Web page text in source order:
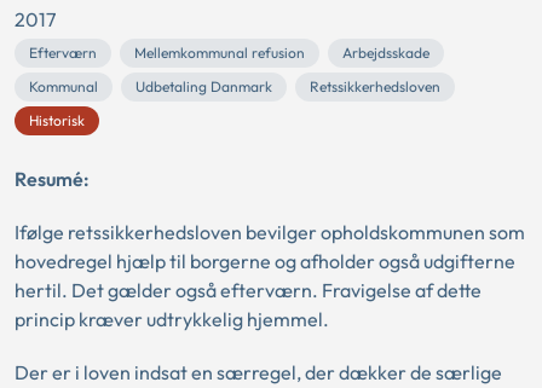
2017
Efterværn Mellemkommunal refusion
Arbejdsskade
Kommunal
Udbetaling Danmark
Retssikkerhedsloven
Historisk
Resumé:
Ifølge retssikkerhedsloven bevilger opholdskommunen som
hovedregel hjælp til borgerne og afholder også udgifterne
hertil. Det gælder også efterværn. Fravigelse af dette
princip kræver udtrykkelig hjemmel.
Der er i loven indsat en særregel, der dækker de særlige